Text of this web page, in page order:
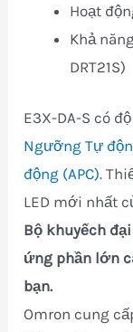
Hoạt
Khả
DRT21S)
E3X-DA-S có
Ngưỡng Tự
động (APC).
LED mới nhất
Bộ khuyếch
ứng phần lớn
bạn.
Omron cung